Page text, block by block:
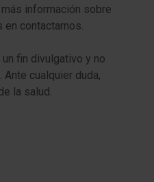
información sobre
contactarnos.
fin divulgativo y no
cualquier duda,
la salud.